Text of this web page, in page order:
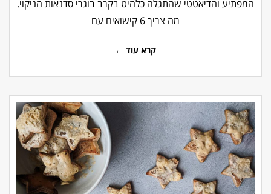
המפתיע והדיאטטי שהתגלה כלהיט בקרב בוגרי סדנאות הניקוי.
מה צריך 6 קישואים עם
קרא עוד ←